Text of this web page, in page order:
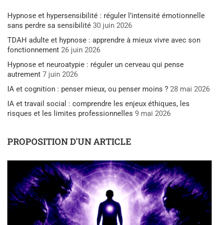
Hypnose et hypersensibilité : réguler l’intensité émotionnelle
sans perdre sa sensibilité 30 juin 2026
TDAH adulte et hypnose : apprendre à mieux vivre avec son
fonctionnement 26 juin 2026
Hypnose et neuroatypie : réguler un cerveau qui pense
autrement 7 juin 2026
IA et cognition : penser mieux, ou penser moins ? 28 mai 2026
IA et travail social : comprendre les enjeux éthiques, les
risques et les limites professionnelles 9 mai 2026
PROPOSITION D'UN ARTICLE